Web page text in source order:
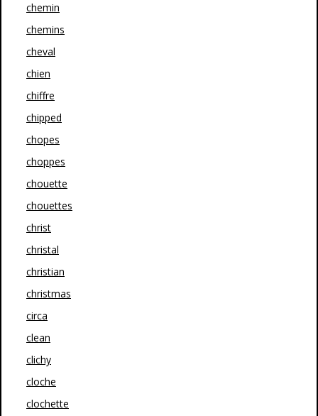
chemin
chemins
cheval
chien
chiffre
chipped
chopes
choppes
chouette
chouettes
christ
christal
christian
christmas
circa
clean
clichy
cloche
clochette